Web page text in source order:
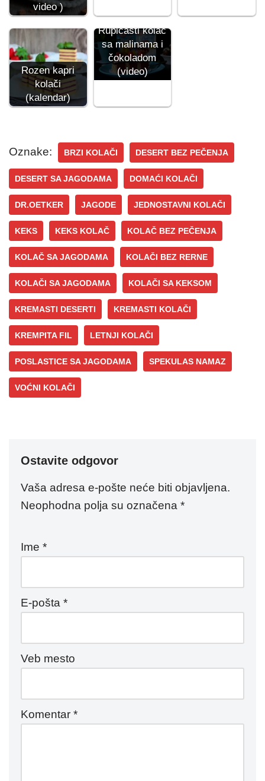
video )
Rozen kapri
kolači
(kalendar)
Rupičasti kolač
sa malinama i
čokoladom
(video)
Oznake: BRZI KOLAČI DESERT BEZ PEČENJA
DESERT SA JAGODAMA DOMAĆI KOLAČI
DR.OETKER JAGODE JEDNOSTAVNI KOLAČI
KEKS KEKS KOLAČ KOLAČ BEZ PEČENJA
KOLAČ SA JAGODAMA KOLAČI BEZ RERNE
KOLAČI SA JAGODAMA KOLAČI SA KEKSOM
KREMASTI DESERTI KREMASTI KOLAČI
KREMPITA FIL LETNJI KOLAČI
POSLASTICE SA JAGODAMA SPEKULAS NAMAZ
VOĆNI KOLAČI
Ostavite odgovor
Vaša adresa e-pošte neće biti objavljena.
Neophodna polja su označena *
Ime *
E-pošta *
Veb mesto
Komentar *